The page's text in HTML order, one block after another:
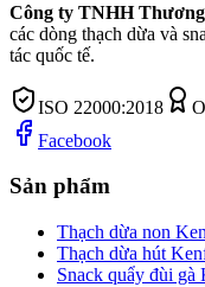
Công ty TNHH
các dòng thạch dừa và
tác quốc tế.
ISO 22000:2018
Facebook
Sản phẩm
Thạch dừa non
Thạch dừa hút
Snack quẩy đùi gà